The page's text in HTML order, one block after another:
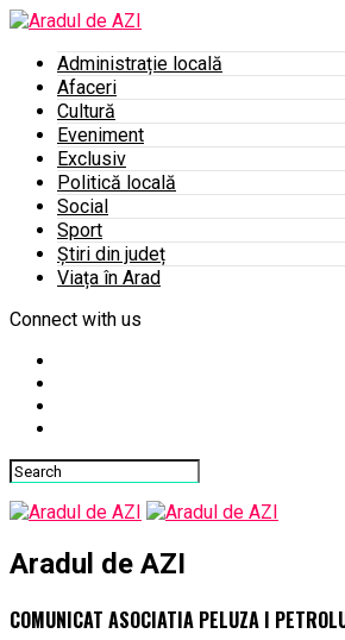
Administrație locală
Afaceri
Cultură
Eveniment
Exclusiv
Politică locală
Social
Sport
Știri din județ
Viața în Arad
Connect with us
Aradul de AZI
COMUNICAT ASOCIATIA PELUZA I